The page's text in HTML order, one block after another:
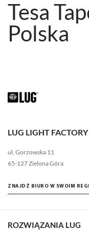
Tesa
Polska
LUG LIGHT FACTORY
ul. Gorzowska 11
65-127 Zielona Góra
ZNAJDŹ BIURO W SWOIM
ROZWIĄZANIA LUG